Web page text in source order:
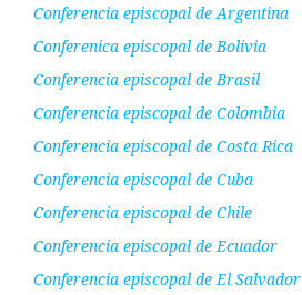
Conferencia episcopal de Argentina
Conferenica episcopal de Bolivia
Conferencia episcopal de Brasil
Conferencia episcopal de Colombia
Conferencia episcopal de Costa Rica
Conferencia episcopal de Cuba
Conferencia episcopal de Chile
Conferencia episcopal de Ecuador
Conferencia episcopal de El Salvador